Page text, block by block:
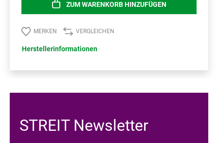
ZUM WARENKORB HINZUFÜGEN
MERKEN VERGLEICHEN
Herstellerinformationen
STREIT Newsletter